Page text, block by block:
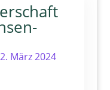
2. März 2024